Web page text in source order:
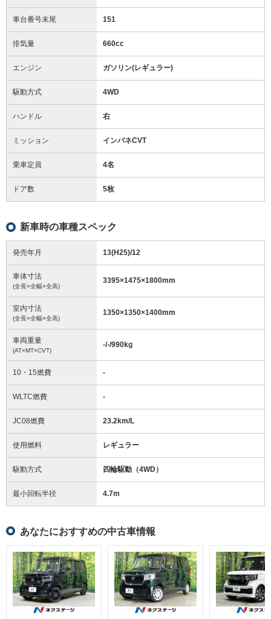
車台番号末尾 151
排気量 660cc
エンジン ガソリン(レギュラー)
駆動方式 4WD
ハンドル 右
ミッション インパネCVT
乗車定員 4名
ドア数 5枚
新車時の車種スペック
発売年月 13(H25)/12
車体寸法
(全長×全幅×全高)
3395×1475×1800mm
室内寸法
(全長×全幅×全高)
1350×1350×1400mm
車両重量
(AT×MT×CVT)
-/-/990kg
10・15燃費 -
WLTC燃費 -
JC08燃費 23.2km/L
使用燃料 レギュラー
駆動方式 四輪駆動（4WD）
最小回転半径 4.7m
あなたにおすすめの中古車情報